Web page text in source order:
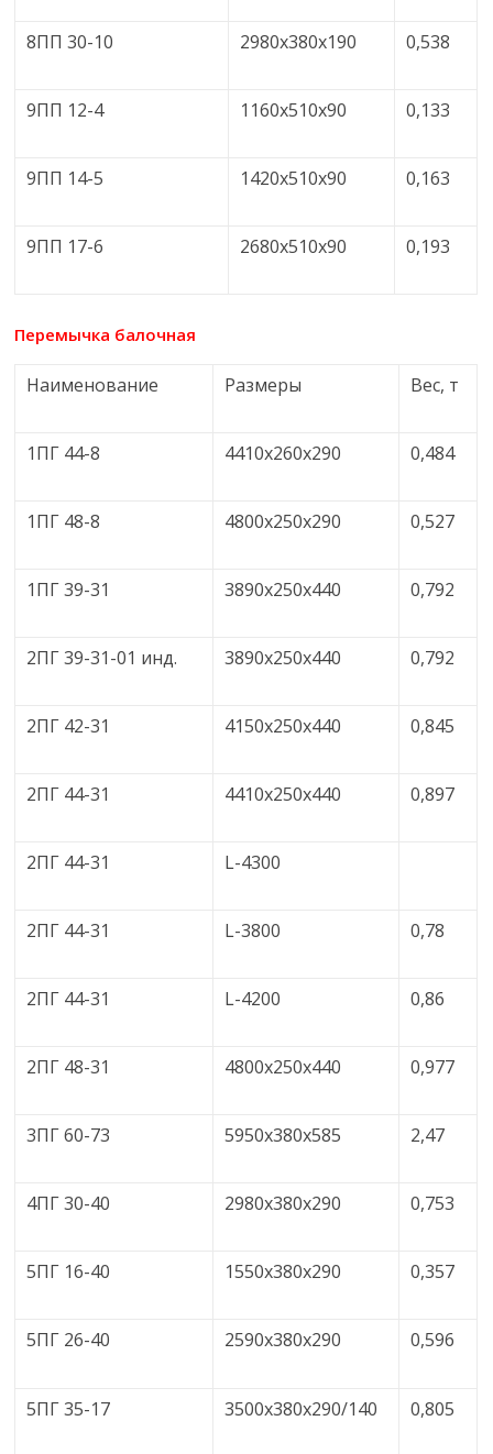
8ПП 30-10 2980х380х190 0,538
9ПП 12-4 1160х510х90 0,133
9ПП 14-5 1420х510х90 0,163
9ПП 17-6 2680х510х90 0,193
Перемычка балочная
Наименование Размеры Вес, т
1ПГ 44-8 4410х260х290 0,484
1ПГ 48-8 4800х250х290 0,527
1ПГ 39-31 3890х250х440 0,792
2ПГ 39-31-01 инд. 3890х250х440 0,792
2ПГ 42-31 4150х250х440 0,845
2ПГ 44-31 4410х250х440 0,897
2ПГ 44-31 L-4300
2ПГ 44-31 L-3800 0,78
2ПГ 44-31 L-4200 0,86
2ПГ 48-31 4800х250х440 0,977
3ПГ 60-73 5950х380х585 2,47
4ПГ 30-40 2980х380х290 0,753
5ПГ 16-40 1550х380х290 0,357
5ПГ 26-40 2590х380х290 0,596
5ПГ 35-17 3500х380х290/140 0,805